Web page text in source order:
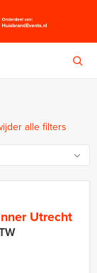
alle filters
Utrecht